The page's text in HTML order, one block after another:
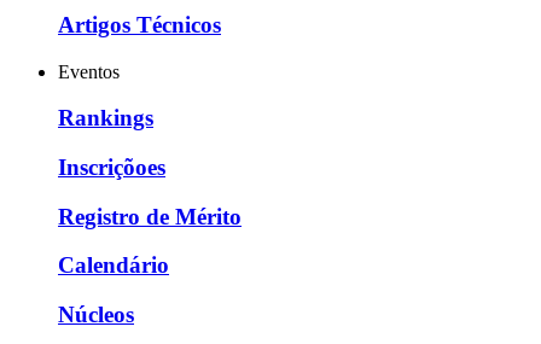
Artigos Técnicos
Eventos
Rankings
Inscriçõoes
Registro de Mérito
Calendário
Núcleos